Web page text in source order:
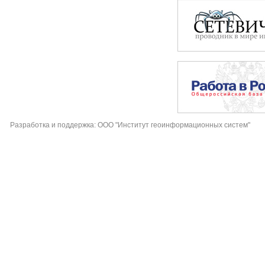
Разработка и поддержка: ООО "Институт геоинформационных систем"